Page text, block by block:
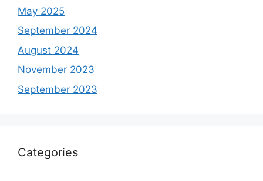
May 2025
September 2024
August 2024
November 2023
September 2023
Categories